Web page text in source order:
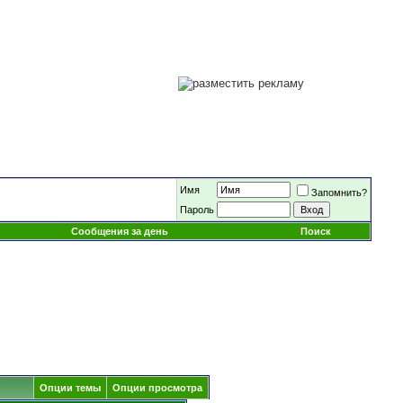
Имя
Запомнить?
Пароль
Сообщения за день
Поиск
Опции темы Опции просмотра